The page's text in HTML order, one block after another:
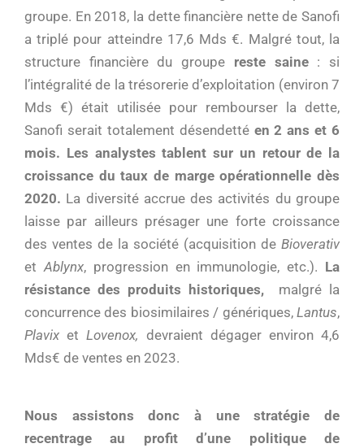
groupe. En 2018, la dette financière nette de Sanofi
a triplé pour atteindre 17,6 Mds €. Malgré tout, la
structure financière du groupe reste saine: si
l’intégralité de la trésorerie d’exploitation (environ 7
Mds €) était utilisée pour rembourser la dette,
Sanofi serait totalement désendetté en 2 ans et 6
mois. Les analystes tablent sur un retour de la
croissance du taux de marge opérationnelle dès
2020. La diversité accrue des activités du groupe
laisse par ailleurs présager une forte croissance
des ventes de la société (acquisition de Bioverativ
etAblynx, progression en immunologie, etc.). La
résistance des produits historiques,
malgré la
concurrence des biosimilaires / génériques, Lantus,
Plavix etLovenox, devraient dégager environ 4,6
Mds€ de ventes en 2023.
Nous assistons donc à une stratégie de
recentrage au profit d’une politique de